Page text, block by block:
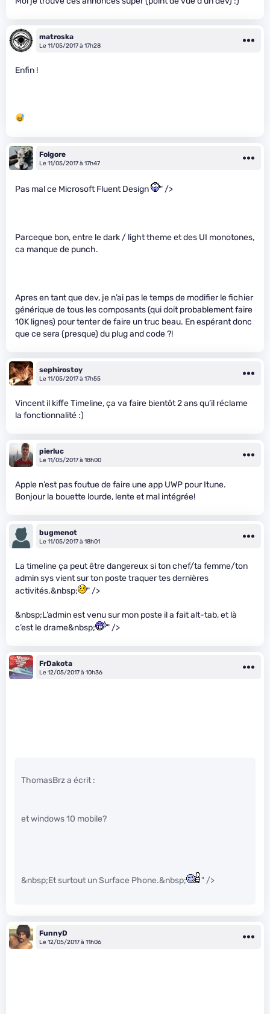
matroska
Le 11/05/2017 à 17h28
Enfin !
Folgore
Le 11/05/2017 à 17h47
Pas mal ce Microsoft Fluent Design " />
Parceque bon, entre le dark / light theme et des UI monotones,
ca manque de punch.
Apres en tant que dev, je n’ai pas le temps de modifier le fichier
générique de tous les composants (qui doit probablement faire
10K lignes) pour tenter de faire un truc beau. En espérant donc
que ce sera (presque) du plug and code ?!
sephirostoy
Le 11/05/2017 à 17h55
Vincent il kiffe Timeline, ça va faire bientôt 2 ans qu’il réclame
la fonctionnalité :)
pierluc
Le 11/05/2017 à 18h00
Apple n’est pas foutue de faire une app UWP pour Itune.
Bonjour la bouette lourde, lente et mal intégrée!
bugmenot
Le 11/05/2017 à 18h01
La timeline ça peut être dangereux si ton chef/ta femme/ton
admin sys vient sur ton poste traquer tes dernières
activités.&nbsp;
" />
&nbsp;L’admin est venu sur mon poste il a fait alt-tab, et là
c’est le drame&nbsp;
" />
FrDakota
Le 12/05/2017 à 10h36
ThomasBrz a écrit :
et windows 10 mobile?
&nbsp;Et surtout un Surface Phone.&nbsp; " />
FunnyD
Le 12/05/2017 à 11h06